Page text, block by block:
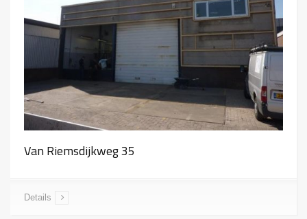
Van Riemsdijkweg 35
Details